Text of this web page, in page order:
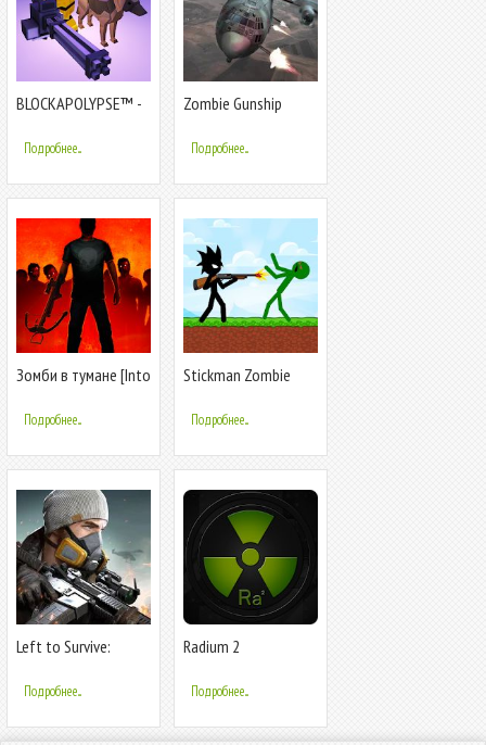
BLOCKAPOLYPSE™ -
Подробнее...
Zombie Gunship
Зомби-Шутер
Подробнее...
Зомби в тумане [Into
Подробнее...
Stickman Zombie
шутер с человечком
Подробнее...
Left to Survive:
выживание
Подробнее...
Radium 2
Подробнее...